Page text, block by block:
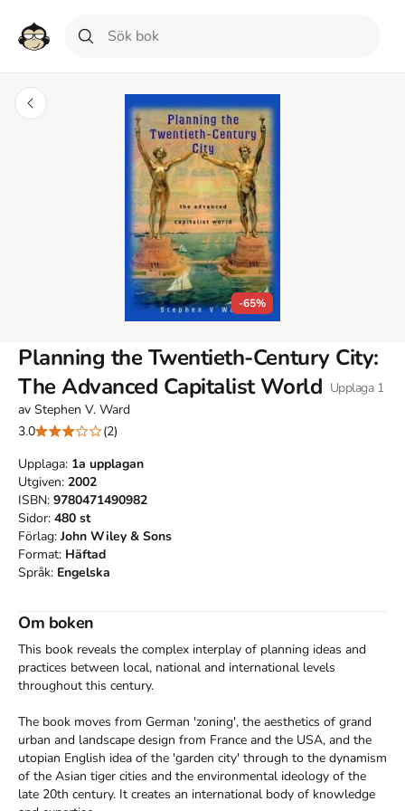
-65%
Planning the Twentieth-Century City:
The Advanced Capitalist World Upplaga 1
av Stephen V. Ward
3.0
(2)
Upplaga: 1a upplagan
Utgiven: 2002
ISBN: 9780471490982
Sidor: 480 st
Förlag:John Wiley & Sons
Format: Häftad
Språk: Engelska
Om boken
This book reveals the complex interplay of planning ideas and
practices between local, national and international levels
throughout this century.
The book moves from German 'zoning', the aesthetics of grand
urban and landscape design from France and the USA, and the
utopian English idea of the 'garden city' through to the dynamism
of the Asian tiger cities and the environmental ideology of the
late 20th century. It creates an international body of knowledge